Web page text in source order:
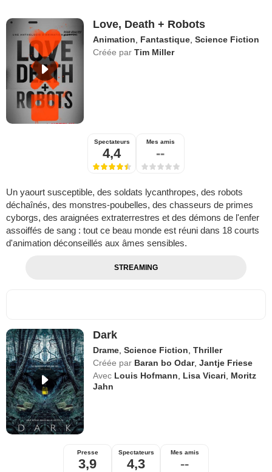
Love, Death + Robots
Animation Fantastique ,Science Fiction
Créée par Tim Miller
Spectateurs
4,4
Mes amis
--
Un yaourt susceptible, des soldats lycanthropes, des robots
déchaînés, des monstres-poubelles, des chasseurs de primes
cyborgs, des araignées extraterrestres et des démons de l'enfer
assoiffés de sang : tout ce beau monde est réuni dans 18 courts
d'animation déconseillés aux âmes sensibles.
STREAMING
Dark
Drame ,Science Fiction ,Thriller
Créée par Baran bo Odar,Jantje Friese
Avec Louis Hofmann Lisa Vicari
Moritz
Jahn
Presse
3,9
Spectateurs
4,3
Mes amis
--